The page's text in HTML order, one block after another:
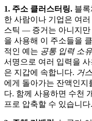
1. 주소 클러스터링. 블
한 사람이나 기업은 여
스틱 — 증거는 아니지
을 사용해 이 주소들을
적인 예는 공통 입력 소
서명으로 여러 입력을
은 지갑에 속합니다. 거
에게 돌아가는 잔액인
다. 함께 사용하면 수천
프로 압축할 수 있습니다.